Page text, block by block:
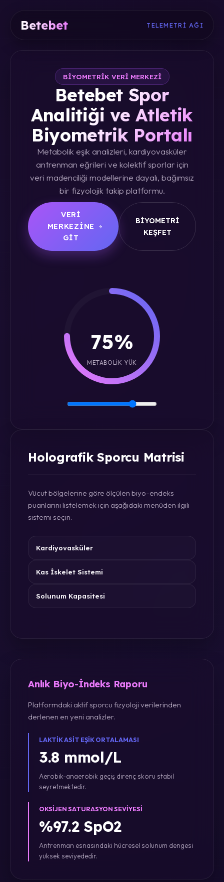
Betebet TELEMETRI AĞI
BIYOMETRIK VERI MERKEZI
Betebet Spor
Analitiği ve Atletik
Biyometrik Portalı
Metabolik eşik analizleri, kardiyovasküler
antrenman eğrileri ve kolektif sporlar için
veri madenciliği modellerine dayalı, bağımsız
bir fizyolojik takip platformu.
VERI
MERKEZINE
GIT
BIYOMETRI
KEŞFET
75%
METABOLIK YÜK
Holografik Sporcu Matrisi
Vücut bölgelerine göre ölçülen biyo-endeks
puanlarını listelemek için aşağıdaki menüden ilgili
sistemi seçin.
Kardiyovasküler
Kas İskelet Sistemi
Solunum Kapasitesi
Anlık Biyo-İndeks Raporu
Platformdaki aktif sporcu fizyoloji verilerinden
derlenen en yeni analizler.
LAKTIK ASIT EŞIK ORTALAMASI
3.8 mmol/L
Aerobik-anaerobik geçiş direnç skoru stabil
seyretmektedir.
OKSIJEN SATURASYON SEVIYESI
%97.2 SpO2
Antrenman esnasındaki hücresel solunum dengesi
yüksek seviyededir.